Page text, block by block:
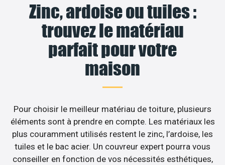
Zinc, ardoise ou tuiles :
trouvez le matériau
parfait pour votre
maison
Pour choisir le meilleur matériau de toiture, plusieurs
éléments sont à prendre en compte. Les matériaux les
plus couramment utilisés restent le zinc, l’ardoise, les
tuiles et le bac acier. Un couvreur expert pourra vous
conseiller en fonction de vos nécessités esthétiques,